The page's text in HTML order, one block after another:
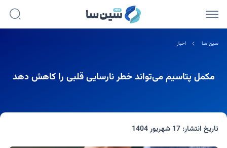
سین سا اخبار
مکمل پتاسیم می‌تواند خطر نارسایی قلبی را کاهش دهد
تاریخ انتشار:17 شهریور 1404